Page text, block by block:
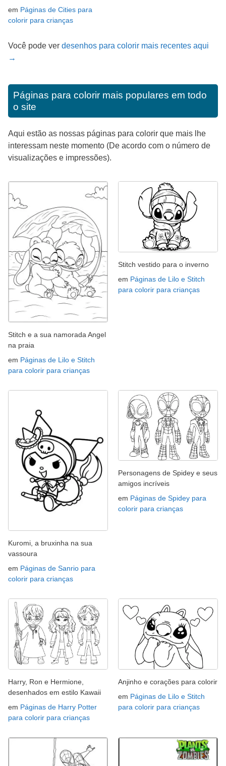
em Páginas de Cities para
colorir para crianças
Você pode ver desenhos para colorir mais recentes aqui
→
Páginas para colorir mais populares em todo
o site
Aqui estão as nossas páginas para colorir que mais lhe
interessam neste momento (De acordo com o número de
visualizações e impressões).
Stitch e a sua namorada Angel
na praia
em Páginas de Lilo e Stitch
para colorir para crianças
Stitch vestido para o inverno
em Páginas de Lilo e Stitch
para colorir para crianças
Kuromi, a bruxinha na sua
vassoura
em Páginas de Sanrio para
colorir para crianças
Personagens de Spidey e seus
amigos incríveis
em Páginas de Spidey para
colorir para crianças
Harry, Ron e Hermione,
desenhados em estilo Kawaii
em Páginas de Harry Potter
para colorir para crianças
Anjinho e corações para colorir
em Páginas de Lilo e Stitch
para colorir para crianças